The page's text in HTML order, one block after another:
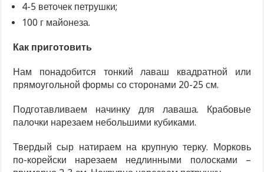
4-5 веточек петрушки;
100 г майонеза.
Как приготовить
Нам понадобится тонкий лаваш квадратной или
прямоугольной формы со сторонами 20-25 см.
Подготавливаем начинку для лаваша. Крабовые
палочки нарезаем небольшими кубиками.
Твердый сыр натираем на крупную терку. Морковь
по-корейски нарезаем недлинными полосками –